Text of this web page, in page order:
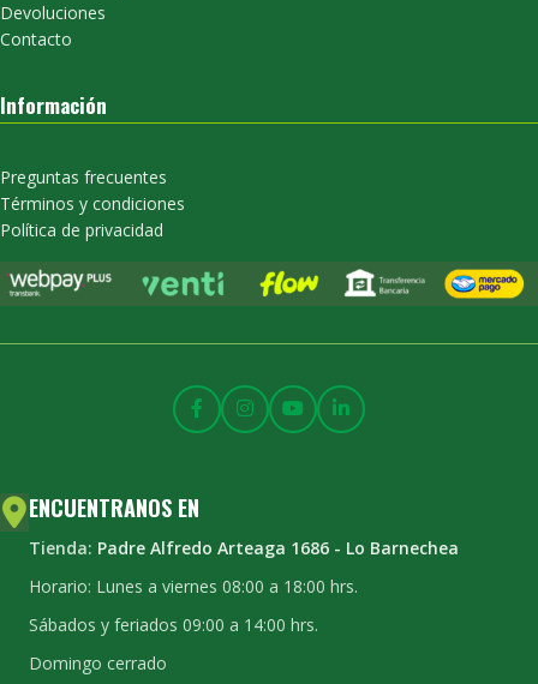
Devoluciones
Contacto
Información
Preguntas frecuentes
Términos y condiciones
Política de privacidad
ENCUENTRANOS EN
Tienda: Padre Alfredo Arteaga 1686 - Lo Barnechea
Horario: Lunes a viernes 08:00 a 18:00 hrs.
Sábados y feriados 09:00 a 14:00 hrs.
Domingo cerrado